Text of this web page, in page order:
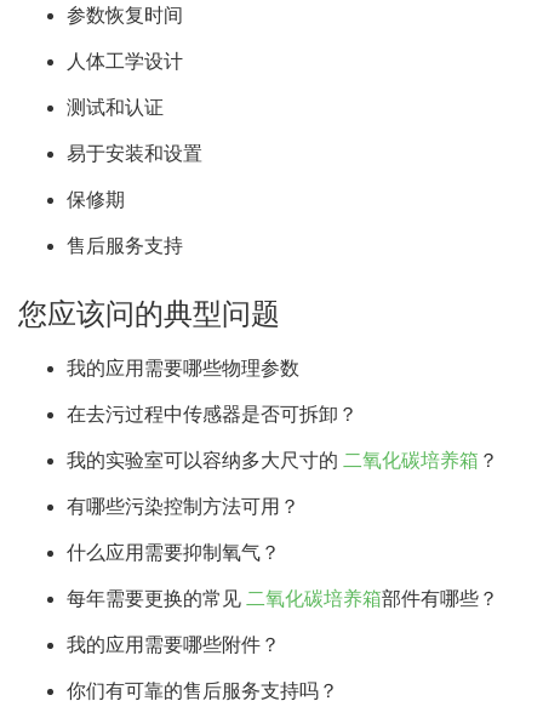
参数恢复时间
人体工学设计
测试和认证
易于安装和设置
保修期
售后服务支持
您应该问的典型问题
我的应用需要哪些物理参数
在去污过程中传感器是否可拆卸？
我的实验室可以容纳多大尺寸的 二氧化碳培养箱 ？
有哪些污染控制方法可用？
什么应用需要抑制氧气？
每年需要更换的常见 二氧化碳培养箱部件有哪些？
我的应用需要哪些附件？
你们有可靠的售后服务支持吗？